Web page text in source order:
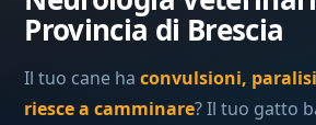
Provincia di Brescia
Il tuo cane haconvulsioni,
riesce a camminare? Il tuo gatto